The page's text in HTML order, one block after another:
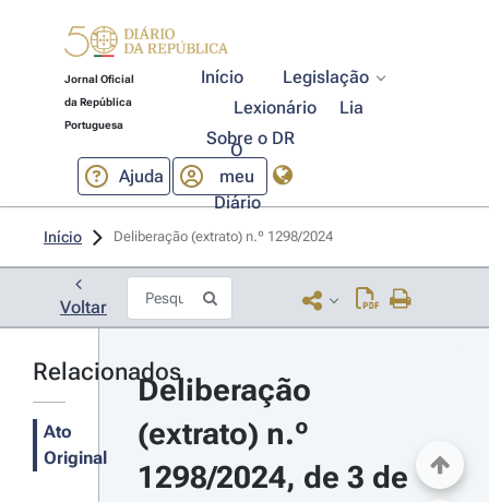
Jornal Oficial
da República
Portuguesa
Início
Legislação
Lexionário
Lia
Sobre o DR
Ajuda
O
meu
Diário
Início Deliberação (extrato) n.º 1298/2024
Voltar
Relacionados
Ato
Original
Deliberação
(extrato) n.º
1298/2024, de 3 de